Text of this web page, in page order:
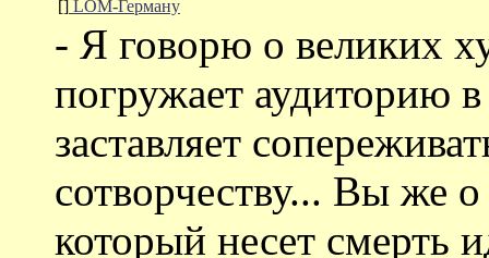
[] LOM-Герману
- Я говорю о великих
погружает аудиторию
заставляет
сотворчеству... Вы же
который несет смерть